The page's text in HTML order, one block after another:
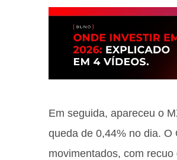
Em seguida, apareceu o
queda de 0,44% no dia. O
movimentados, com